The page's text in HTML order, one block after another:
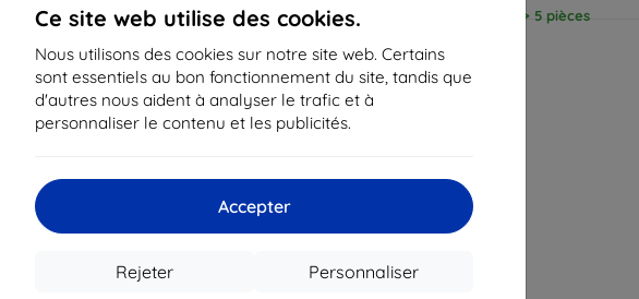
Ce site web utilise des cookies.
Nous utilisons des cookies sur notre site web. Certains
sont essentiels au bon fonctionnement du site, tandis que
d'autres nous aident à analyser le trafic et à
personnaliser le contenu et les publicités.
Accepter
Personnaliser
Rejeter
En stock 3 pièces En stock > 5 pièces En stock > 5 pièces
-10%